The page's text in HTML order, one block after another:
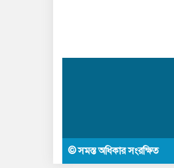
© সমস্ত অধিকার সংরক্ষিত